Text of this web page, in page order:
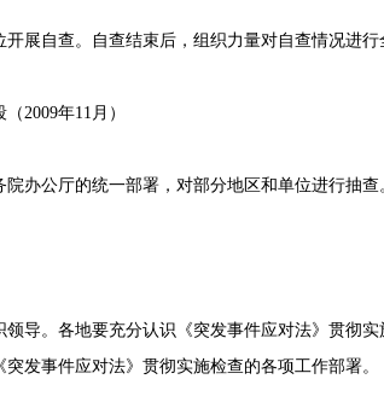
自查。自查结束后，组织力量对自查情况进行
年11月）
公厅的统一部署，对部分地区和单位进行抽查
。各地要充分认识《突发事件应对法》贯彻实
发事件应对法》贯彻实施检查的各项工作部署。